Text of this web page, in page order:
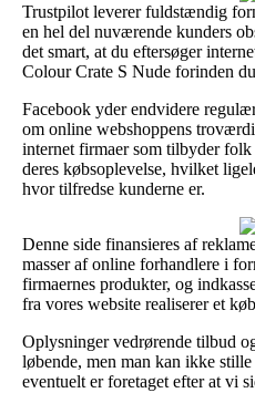
Trustpilot leverer fuldstændig
en hel del nuværende kunders
det smart, at du eftersøger
Colour Crate S Nude forinden
Facebook yder endvidere
om online webshoppens
internet firmaer som tilbyder
deres købsoplevelse, hvilket
hvor tilfredse kunderne er.
Denne side finansieres af
masser af online forhandlere i
firmaernes produkter, og
fra vores website realiserer et
Oplysninger vedrørende tilbud
løbende, men man kan ikke
eventuelt er foretaget efter at vi